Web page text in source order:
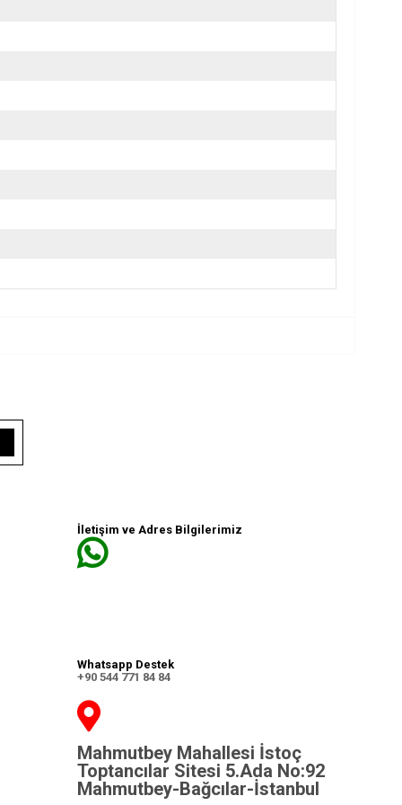
İletişim ve Adres Bilgilerimiz
Whatsapp Destek
+90 544 771 84 84
Mahmutbey Mahallesi İstoç
Toptancılar Sitesi 5.Ada No:92
Mahmutbey-Bağcılar-İstanbul